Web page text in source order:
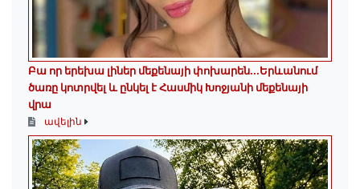
Բա որ երեխա լիներ մեքենայի փոխարեն...Երևանում
ծառը կոտրվել և ընկել է Հասմիկ Խոջյանի մեքենայի
վրա
ավելին